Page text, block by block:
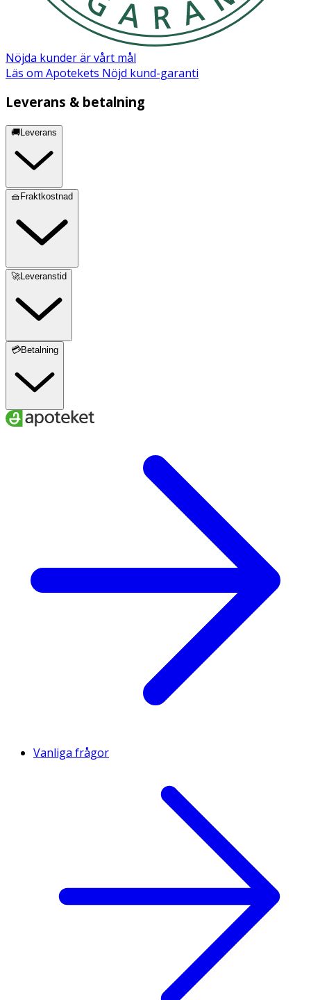
Nöjda kunder är vårt mål
Läs om Apotekets Nöjd kund-garanti
Leverans & betalning
🚚Leverans
🧺Fraktkostnad
🚀Leveranstid
💳Betalning
Vanliga frågor